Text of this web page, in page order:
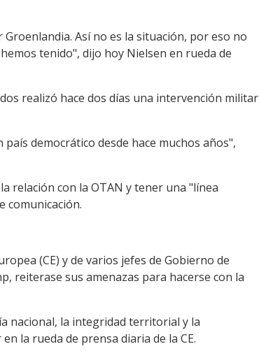
Así no es la situación, por eso no
tenido", dijo hoy Nielsen en rueda de
realizó hace dos días una intervención militar
democrático desde hace muchos años",
relación con la OTAN y tener una "línea
comunicación.
(CE) y de varios jefes de Gobierno de
reiterase sus amenazas para hacerse con la
nacional, la integridad territorial y la
la rueda de prensa diaria de la CE.